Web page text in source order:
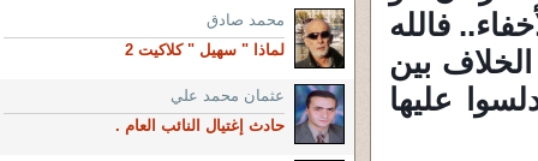
فالله
بين
عليها
محمد صادق
لماذا " سهيل " كلاكيت 2
عثمان محمد علي
حادث إغتيال النائب العام .